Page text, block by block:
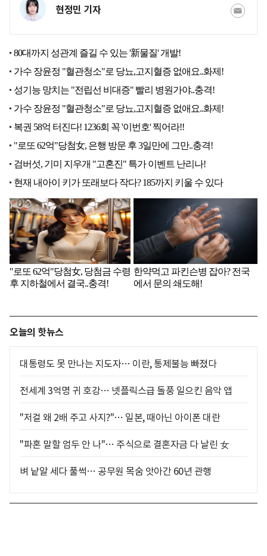
현정민 기자
오늘의 핫뉴스
대통령도 못 만나는 지도자… 이란, 통제불능 빠졌다
전세계 3억명 귀 호강… 넷플릭스급 돌풍 일으킨 음악 앱
"저걸 왜 2배 주고 사지?"… 일본, 때아닌 아이폰 대란
"파혼 말할 엄두 안 나"… 주식으로 결혼자금 다 날린 女
벼 낱알 세다 풀썩… 공무원 목숨 앗아간 60년 관행